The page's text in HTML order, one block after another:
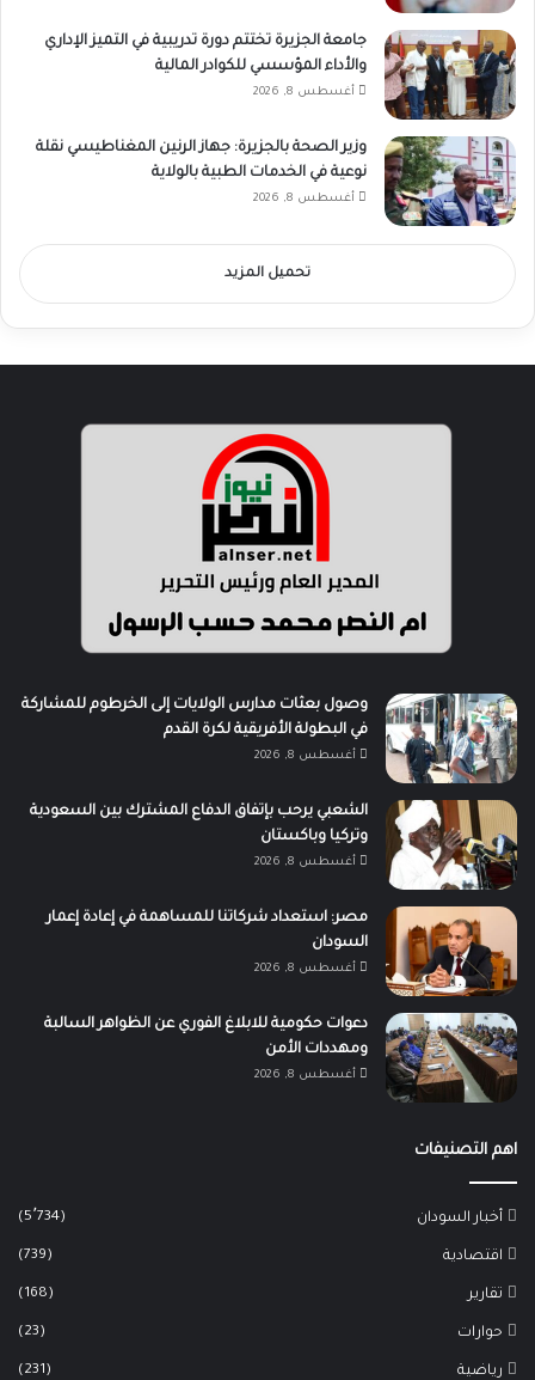
جامعة الجزيرة تختتم دورة تدريبية في التميز الإداري
والأداء المؤسسي للكوادر المالية
أغسطس 8, 2026
وزير الصحة بالجزيرة: جهاز الرنين المغناطيسي نقلة
نوعية في الخدمات الطبية بالولاية
أغسطس 8, 2026
تحميل المزيد
وصول بعثات مدارس الولايات إلى الخرطوم للمشاركة
في البطولة الأفريقية لكرة القدم
أغسطس 8, 2026
الشعبي يرحب بإتفاق الدفاع المشترك بين السعودية
وتركيا وباكستان
أغسطس 8, 2026
مصر: استعداد شركاتنا للمساهمة في إعادة إعمار
السودان
أغسطس 8, 2026
دعوات حكومية للابلاغ الفوري عن الظواهر السالبة
ومهددات الأمن
أغسطس 8, 2026
اهم التصنيفات
أخبار السودان (5٬734)
اقتصادية (739)
تقارير (168)
حوارات (23)
رياضية (231)